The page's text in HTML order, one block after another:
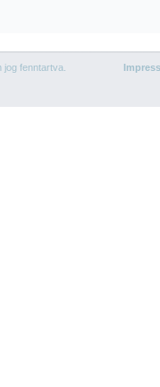
fenntartva.